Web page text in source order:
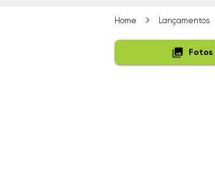
Home Lançamentos
Fotos